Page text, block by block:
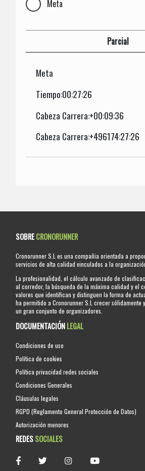
Meta
Parcial
Meta
Tiempo:00:27:26
Cabeza Carrera:+00:09:36
Cabeza Carrera:+496174:27:26
SOBRECRONORUNNER
Cronorunner S.L es una compañia orientada a
servicios de alta calidad vinculados a la
La profesionalidad, el cálculo avanzado de
al corredor, la búsqueda de la máxima calidad y el
valores que identifican y distinguen la forma de
ha permitido a Cronorunner S.L crecer sólidamente
un gran conjunto de organizadores.
DOCUMENTACIÓNLEGAL
Condiciones de uso
Política de cookies
Política privacidad redes sociales
Condiciones Generales
Cláusulas legales
RGPD (Reglamento General Protección de Datos)
Autorización menores
REDESSOCIALES